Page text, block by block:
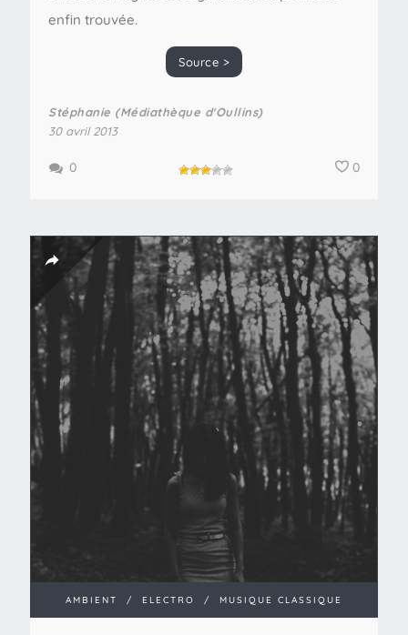
enfin trouvée.
Source >
Stéphanie (Médiathèque d'Oullins)
30 avril 2013
0
0
AMBIENT / ELECTRO / MUSIQUE CLASSIQUE